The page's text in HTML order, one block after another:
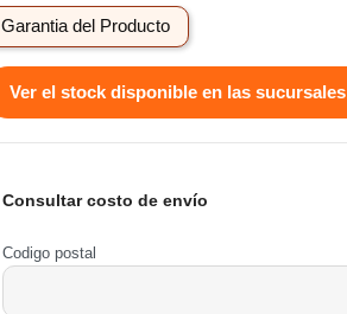
Garantia del Producto
Ver el stock disponible en las sucursales
Consultar costo de envío
Codigo postal